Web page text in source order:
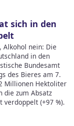
sich in den
Alkohol nein: Die
in den
Bundesamt
des Bieres am 7.
Millionen Hektoliter
die zum Absatz
(+97 %).